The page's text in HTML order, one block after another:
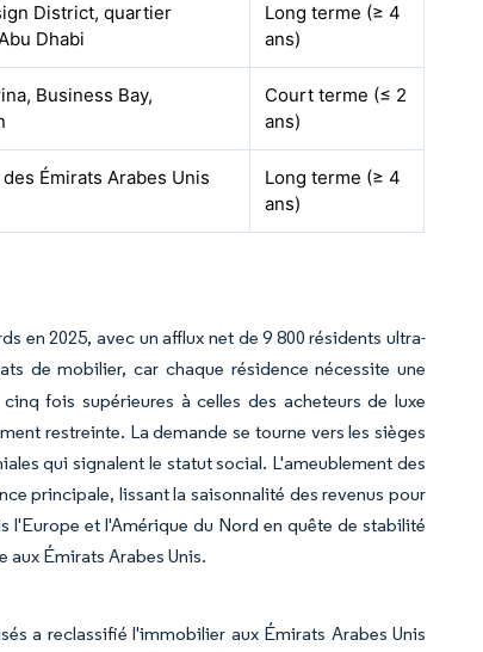
District, quartier
Dhabi
Long terme (≥ 4
ans)
Business Bay,
Court terme (≤ 2
ans)
Émirats Arabes Unis
Long terme (≥ 4
ans)
en 2025, avec un afflux net de 9 800 résidents ultra-
de mobilier, car chaque résidence nécessite une
fois supérieures à celles des acheteurs de luxe
restreinte. La demande se tourne vers les sièges
qui signalent le statut social. L'ameublement des
principale, lissant la saisonnalité des revenus pour
l'Europe et l'Amérique du Nord en quête de stabilité
Émirats Arabes Unis.
a reclassifié l'immobilier aux Émirats Arabes Unis